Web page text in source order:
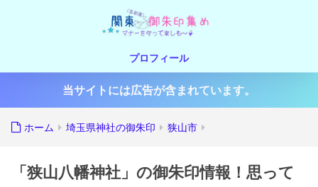
プロフィール
当サイトには広告が含まれています。
ホーム 埼玉県神社の御朱印 狭山市
「狭山八幡神社」の御朱印情報！思って